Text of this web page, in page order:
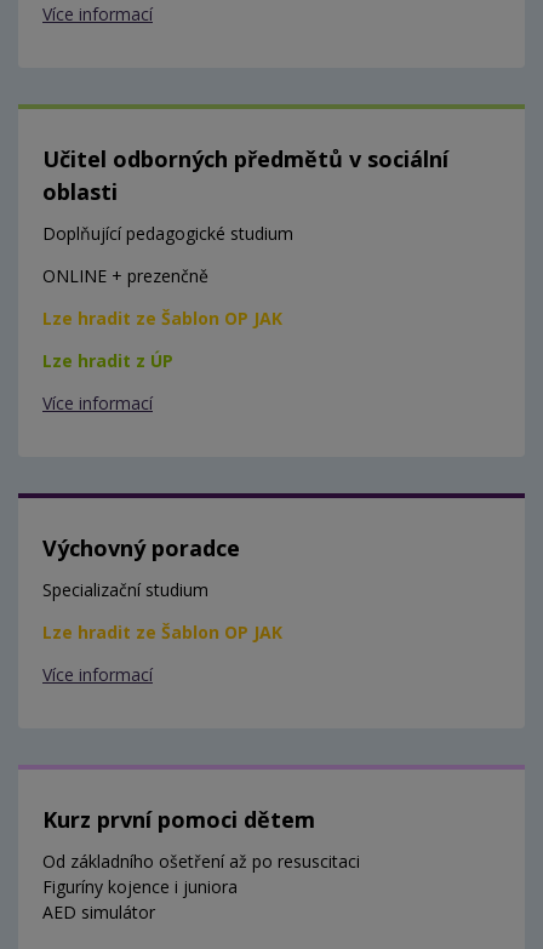
Více informací
Učitel odborných předmětů v sociální
oblasti
Doplňující pedagogické studium
ONLINE + prezenčně
Lze hradit ze Šablon OP JAK
Lze hradit z ÚP
Více informací
Výchovný poradce
Specializační studium
Lze hradit ze Šablon OP JAK
Více informací
Kurz první pomoci dětem
Od základního ošetření až po resuscitaci
Figuríny kojence i juniora
AED simulátor